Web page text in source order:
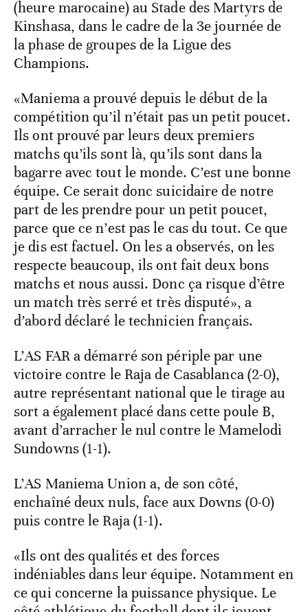
(heure marocaine) au Stade des Martyrs de
Kinshasa, dans le cadre de la 3e journée de
la phase de groupes de la Ligue des
Champions.
«Maniema a prouvé depuis le début de la
compétition qu’il n’était pas un petit poucet.
Ils ont prouvé par leurs deux premiers
matchs qu’ils sont là, qu’ils sont dans la
bagarre avec tout le monde. C’est une bonne
équipe. Ce serait donc suicidaire de notre
part de les prendre pour un petit poucet,
parce que ce n’est pas le cas du tout. Ce que
je dis est factuel. On les a observés, on les
respecte beaucoup, ils ont fait deux bons
matchs et nous aussi. Donc ça risque d’être
un match très serré et très disputé», a
d’abord déclaré le technicien français.
L’AS FAR a démarré son périple par une
victoire contre le Raja de Casablanca (2-0),
autre représentant national que le tirage au
sort a également placé dans cette poule B,
avant d’arracher le nul contre le Mamelodi
Sundowns (1-1).
L’AS Maniema Union a, de son côté,
enchaîné deux nuls, face aux Downs (0-0)
puis contre le Raja (1-1).
«Ils ont des qualités et des forces
indéniables dans leur équipe. Notamment en
ce qui concerne la puissance physique. Le